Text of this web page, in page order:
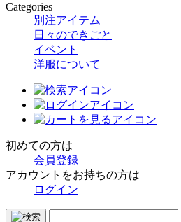
Categories
別注アイテム
日々のできごと
イベント
洋服について
初めての方は
会員登録
アカウントをお持ちの方は
ログイン